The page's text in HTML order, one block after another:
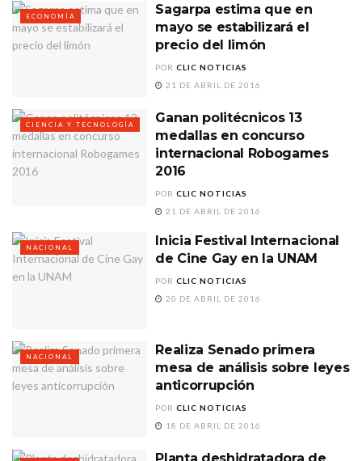
ECONOMÍA
Sagarpa estima que en
mayo se estabilizará el
precio del limón
POR CLIC NOTICIAS
21 DE ABRIL DE 2016
CIENCIA Y TECNOLOGÍA
Ganan politécnicos 13
medallas en concurso
internacional Robogames
2016
POR CLIC NOTICIAS
21 DE ABRIL DE 2016
NACIONAL
Inicia Festival Internacional
de Cine Gay en la UNAM
POR CLIC NOTICIAS
20 DE ABRIL DE 2016
NACIONAL
Realiza Senado primera
mesa de análisis sobre leyes
anticorrupción
POR CLIC NOTICIAS
18 DE ABRIL DE 2016